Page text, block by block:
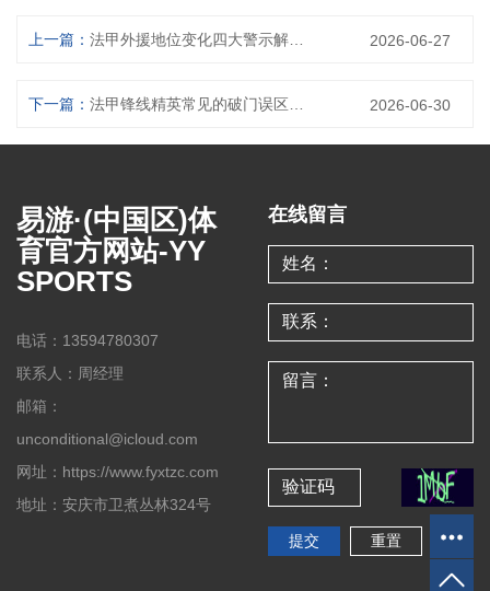
上一篇： 2026-06-27
下一篇： 2026-06-30
易游·(中国区)体
育官方网站-YY
SPORTS
电话：13594780307
联系人：周经理
邮箱：
unconditional@icloud.com
网址：https://www.fyxtzc.com
地址：安庆市卫煮丛林324号
在线留言